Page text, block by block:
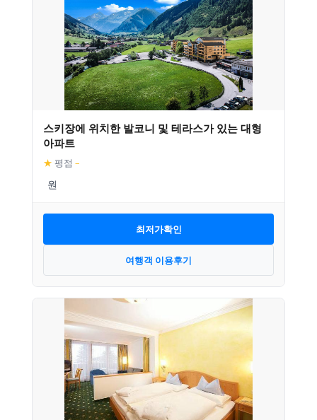
스키장에 위치한 발코니 및 테라스가 있는 대형
아파트
★ 평점 –
최저가확인
여행객 이용후기